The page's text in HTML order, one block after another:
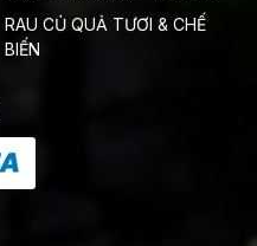
RAU CỦ QUẢ TƯƠI & CHẾ
BIẾN